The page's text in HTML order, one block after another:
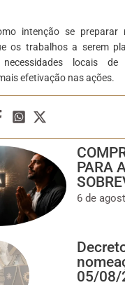
intenção se preparar
os trabalhos a serem
locais de
efetivação nas ações.
PARA
6 de
05/08/